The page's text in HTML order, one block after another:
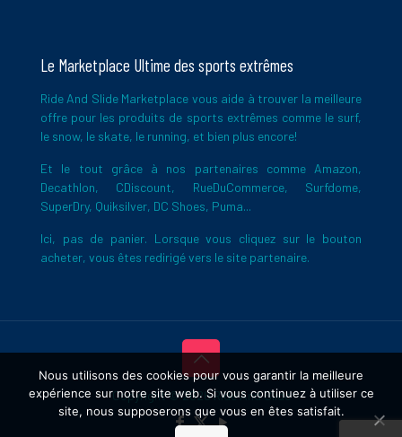
Le Marketplace Ultime des sports extrêmes
Ride And Slide Marketplace vous aide à trouver la meilleure
offre pour les produits de sports extrêmes comme le surf,
le snow, le skate, le running, et bien plus encore!
Et le tout grâce à nos partenaires comme Amazon,
Decathlon, CDiscount, RueDuCommerce, Surfdome,
SuperDry, Quiksilver, DC Shoes, Puma...
Ici, pas de panier. Lorsque vous cliquez sur le bouton
acheter, vous êtes redirigé vers le site partenaire.
Copyright © 2026 Ride And Slide
Nous utilisons des cookies pour vous garantir la meilleure
expérience sur notre site web. Si vous continuez à utiliser ce
site, nous supposerons que vous en êtes satisfait.